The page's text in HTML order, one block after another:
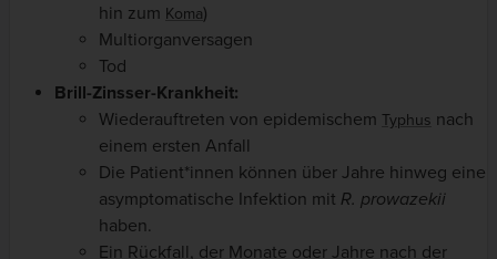
hin zum Koma)
Multiorganversagen
Tod
Brill-Zinsser-Krankheit:
Wiederauftreten von epidemischem Typhus nach
einem ersten Anfall
Die Patient*innen können über Jahre hinweg eine
asymptomatische Infektion mit R. prowazekii
haben.
Ein Rückfall, der Monate oder Jahre nach der